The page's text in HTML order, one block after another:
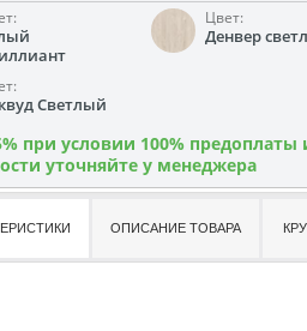
Цвет:
Денвер
Светлый
при условии 100%
уточняйте у менеджера
ОПИСАНИЕ ТОВАРА